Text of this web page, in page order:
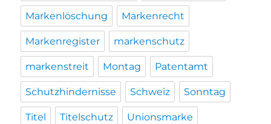
Markenlöschung Markenrecht
Markenregister markenschutz
markenstreit Montag Patentamt
Schutzhindernisse Schweiz Sonntag
Titel Titelschutz Unionsmarke